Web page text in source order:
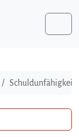
Schuldunfähigkeit